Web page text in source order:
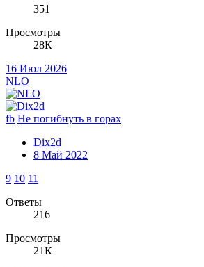
351
Просмотры
28К
16 Июл 2026
NLO
fb Не погибнуть в горах
Dix2d
8 Май 2022
9 10 11
Ответы
216
Просмотры
21К